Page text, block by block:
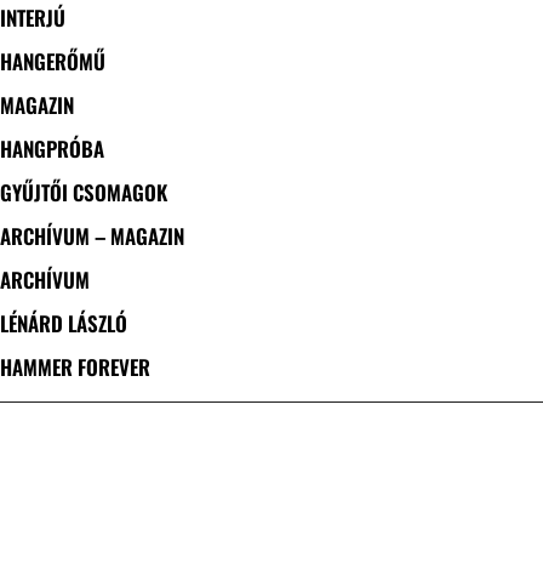
INTERJÚ
HANGERŐMŰ
MAGAZIN
HANGPRÓBA
GYŰJTŐI CSOMAGOK
ARCHÍVUM – MAGAZIN
ARCHÍVUM
LÉNÁRD LÁSZLÓ
HAMMER FOREVER